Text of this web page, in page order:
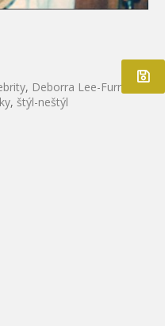
, Deborra Lee-Furness,
, štýl-neštýl